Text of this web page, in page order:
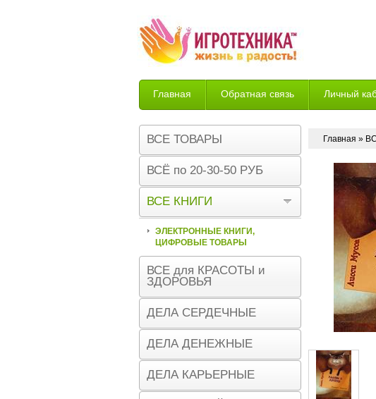
Главная Обратная связь Личный
Возврат
Главная »
ВСЕ ТОВАРЫ
ВСЁ по 20-30-50 РУБ
ВСЕ КНИГИ
ЭЛЕКТРОННЫЕ КНИГИ,
ЦИФРОВЫЕ ТОВАРЫ
ВСЕ для КРАСОТЫ и
ЗДОРОВЬЯ
ДЕЛА СЕРДЕЧНЫЕ
ДЕЛА ДЕНЕЖНЫЕ
ДЕЛА КАРЬЕРНЫЕ